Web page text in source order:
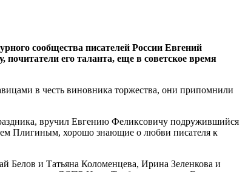
сообщества писателей России Евгений
его таланта, еще в советское время
в честь виновника торжества, они припомнили
вручил Евгению Феликсовичу подружившийся
Плигиным, хорошо знающие о любви писателя к
Белов и Татьяна Коломенцева, Ирина Зеленкова и